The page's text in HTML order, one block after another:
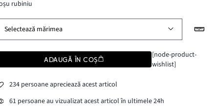
rubiniu
Selectează mărimea
ADAUGĂ ÎN COȘ
[node-product-
wishlist]
234 persoane apreciează acest articol
61 persoane au vizualizat acest articol în ultimele 24h